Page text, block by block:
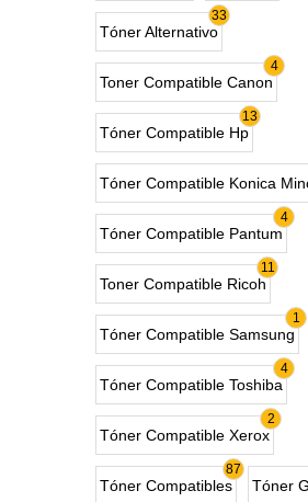
33
Tóner Alternativo
4
Toner Compatible Canon
13
Tóner Compatible Hp
Tóner Compatible Konica
4
Tóner Compatible Pantum
11
Toner Compatible Ricoh
1
Tóner Compatible Samsung
4
Tóner Compatible Toshiba
2
Tóner Compatible Xerox
87
Tóner Compatibles Tóner